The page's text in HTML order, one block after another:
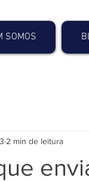
SOMOS
2 min de leitura